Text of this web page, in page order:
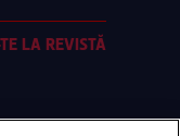
LA REVISTĂ